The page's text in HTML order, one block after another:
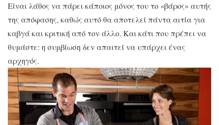
Είναι λάθος να πάρει κάποιος μόνος του το «βάρος» αυτής
της απόφασης, καθώς αυτό θα αποτελεί πάντα αιτία για
καβγά και κριτική από τον άλλο. Και κάτι που πρέπει να
θυμάστε: η συμβίωση δεν απαιτεί να υπάρχει ένας
αρχηγός.